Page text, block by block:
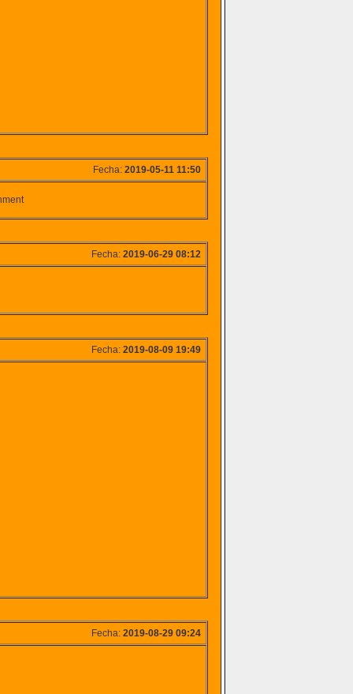
Fecha: 2019-05-11 11:50
Fecha: 2019-06-29 08:12
Fecha: 2019-08-09 19:49
Fecha: 2019-08-29 09:24